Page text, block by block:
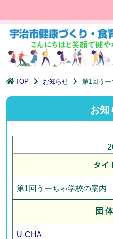
TOP お知らせ 第1回うー
お知
タイ
第1回うーちゃ学校の案内
団
U-CHA